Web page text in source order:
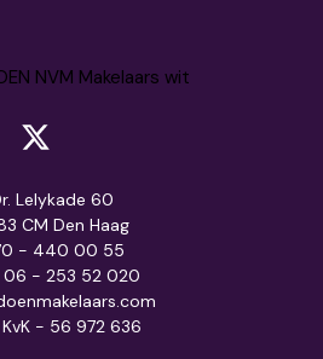
Lelykade 60
CM Den Haag
- 440 00 55
06 - 253 52 020
KvK - 56 972 636